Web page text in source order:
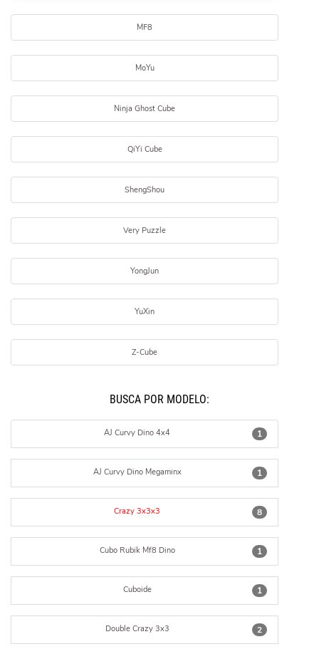
MF8
MoYu
Ninja Ghost Cube
QiYi Cube
ShengShou
Very Puzzle
YongJun
YuXin
Z-Cube
BUSCÁ POR MODELO:
1
AJ Curvy Dino 4x4
1
AJ Curvy Dino Megaminx
8
Crazy 3x3x3
1
Cubo Rubik Mf8 Dino
1
Cuboide
2
Double Crazy 3x3